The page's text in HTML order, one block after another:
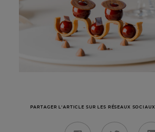
PARTAGER L'ARTICLE SUR LES RÉSEAUX SOCIAUX